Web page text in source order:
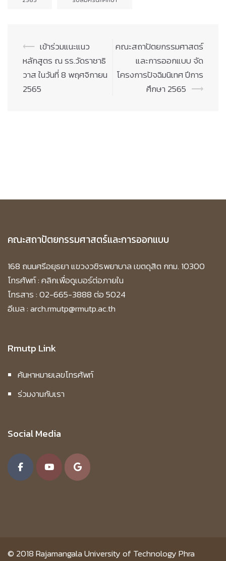
Post
navigation
⟵ เข้าร่วมแนะแนว
หลักสูตร ณ รร.วัดราชาธิ
วาส ในวันที่ 8 พฤศจิกายน
2565
คณะสถาปัตยกรรมศาสตร์
และการออกแบบ จัด
โครงการปัจฉิมนิเทศ ปีการ
ศึกษา 2565 ⟶
คณะสถาปัตยกรรมศาสตร์และการออกแบบ
168 ถนนศรีอยุธยา แขวงวชิรพยาบาล เขตดุสิต กทม. 10300
โทรศัพท์ :คลิกเพื่อดูเบอร์ต่อภายใน
โทรสาร : 02-665-3888 ต่อ 5024
อีเมล : arch.rmutp@rmutp.ac.th
Rmutp Link
ค้นหาหมายเลขโทรศัพท์
ร่วมงานกับเรา
Social Media
© 2018Rajamangala University of Technology Phra